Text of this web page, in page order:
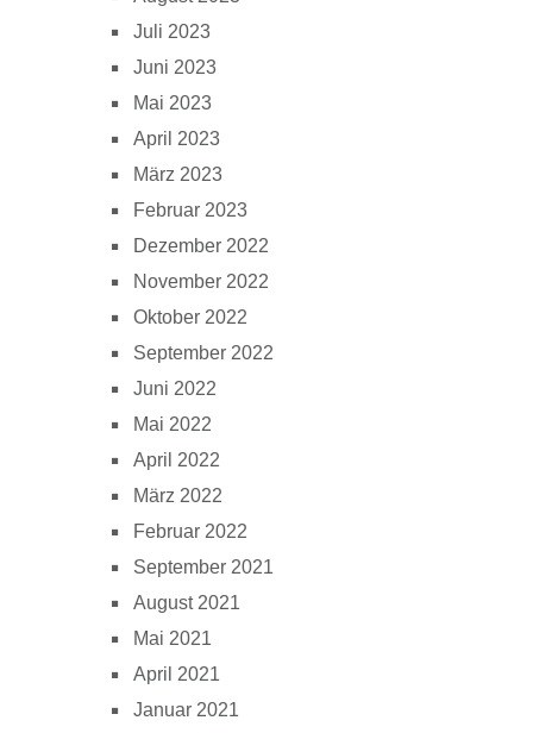
Juli 2023
Juni 2023
Mai 2023
April 2023
März 2023
Februar 2023
Dezember 2022
November 2022
Oktober 2022
September 2022
Juni 2022
Mai 2022
April 2022
März 2022
Februar 2022
September 2021
August 2021
Mai 2021
April 2021
Januar 2021